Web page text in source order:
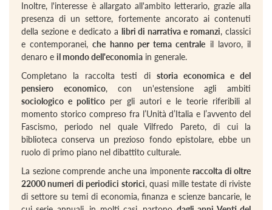
Inoltre, l'interesse è allargato all'ambito letterario, grazie alla
presenza di un settore, fortemente ancorato ai contenuti
della sezione e dedicato a libri di narrativa e romanzi, classici
e contemporanei,che hanno per tema centrale il lavoro, il
denaro e il mondo dell'economia in generale.
Completano la raccolta testi di storia economica e del
pensiero economico, con un'estensione agli ambiti
sociologico e politico per gli autori e le teorie riferibili al
momento storico compreso fra l’Unità d’Italia e l’avvento del
Fascismo, periodo nel quale Vilfredo Pareto, di cui la
biblioteca conserva un prezioso fondo epistolare, ebbe un
ruolo di primo piano nel dibattito culturale.
La sezione comprende anche una imponente raccolta di oltre
22000 numeri di periodici storici, quasi mille testate di riviste
di settore su temi di economia, finanza e scienze bancarie, le